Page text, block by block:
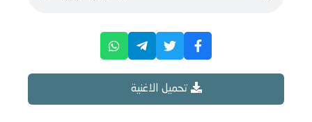
تحميل الاغنية